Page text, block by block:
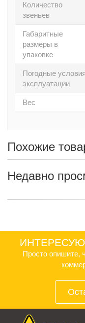
Количество
звеньев
Габаритные
размеры в
упаковке
Погодные условия
эксплуатации
Вес
Похожие
Недавно
Просто